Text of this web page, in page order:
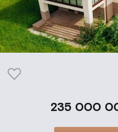
235 000